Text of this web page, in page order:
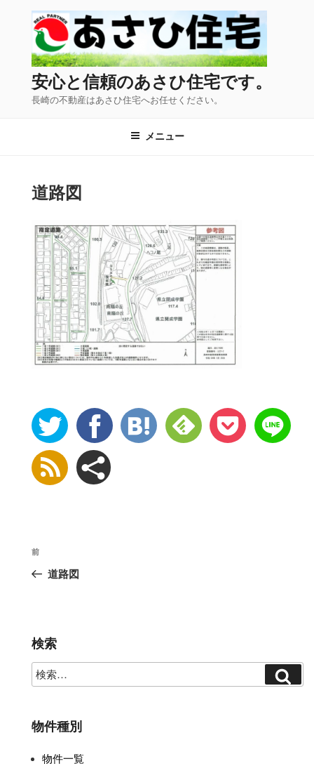
安心と信頼のあさひ住宅です。
長崎の不動産はあさひ住宅へお任せください。
メニュー
道路図
投
ー
シ
ョ
前
道路図
検索
物件種別
物件一覧